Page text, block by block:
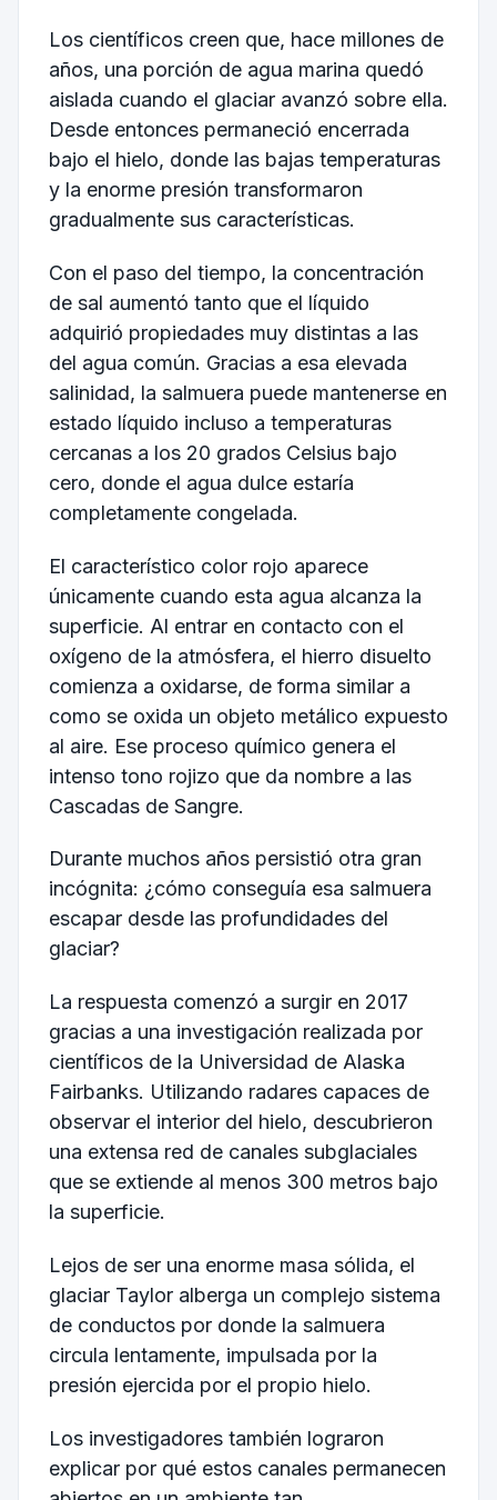
Los científicos creen que, hace millones de
años, una porción de agua marina quedó
aislada cuando el glaciar avanzó sobre ella.
Desde entonces permaneció encerrada
bajo el hielo, donde las bajas temperaturas
y la enorme presión transformaron
gradualmente sus características.
Con el paso del tiempo, la concentración
de sal aumentó tanto que el líquido
adquirió propiedades muy distintas a las
del agua común. Gracias a esa elevada
salinidad, la salmuera puede mantenerse en
estado líquido incluso a temperaturas
cercanas a los 20 grados Celsius bajo
cero, donde el agua dulce estaría
completamente congelada.
El característico color rojo aparece
únicamente cuando esta agua alcanza la
superficie. Al entrar en contacto con el
oxígeno de la atmósfera, el hierro disuelto
comienza a oxidarse, de forma similar a
como se oxida un objeto metálico expuesto
al aire. Ese proceso químico genera el
intenso tono rojizo que da nombre a las
Cascadas de Sangre.
Durante muchos años persistió otra gran
incógnita: ¿cómo conseguía esa salmuera
escapar desde las profundidades del
glaciar?
La respuesta comenzó a surgir en 2017
gracias a una investigación realizada por
científicos de la Universidad de Alaska
Fairbanks. Utilizando radares capaces de
observar el interior del hielo, descubrieron
una extensa red de canales subglaciales
que se extiende al menos 300 metros bajo
la superficie.
Lejos de ser una enorme masa sólida, el
glaciar Taylor alberga un complejo sistema
de conductos por donde la salmuera
circula lentamente, impulsada por la
presión ejercida por el propio hielo.
Los investigadores también lograron
explicar por qué estos canales permanecen